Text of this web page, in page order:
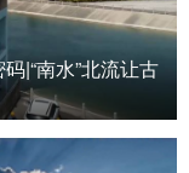
|“南水”北流让古